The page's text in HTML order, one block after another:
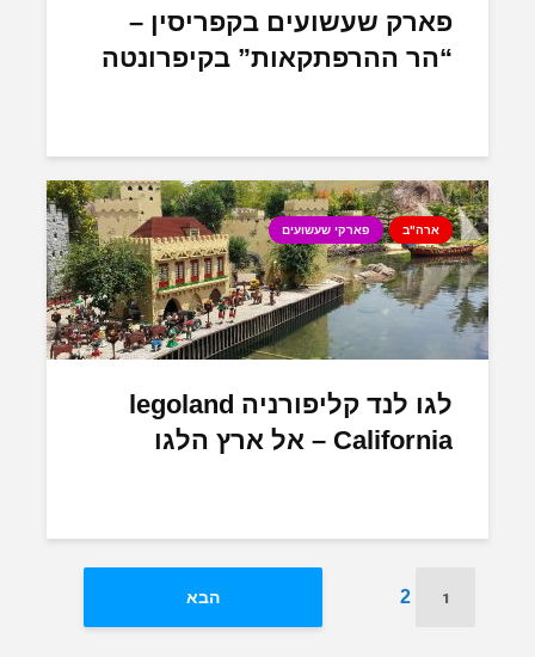
פארק שעשועים בקפריסין –
“הר ההרפתקאות” בקיפרונטה
ארה"ב פארקי שעשועים
לגו לנד קליפורניה legoland
California – אל ארץ הלגו
1
2 הבא